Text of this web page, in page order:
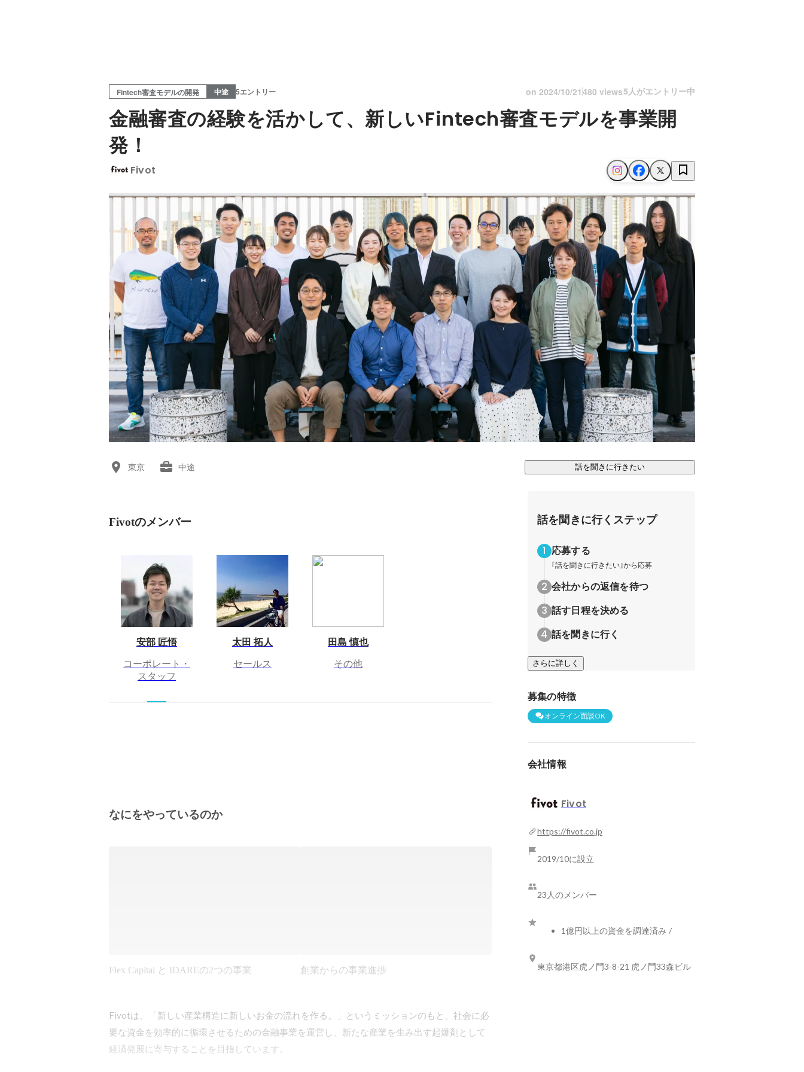
Fintech審査モデルの開発 中途 5エントリー on 2024/10/21 480 views5人がエントリー中
金融審査の経験を活かして、新しいFintech審査モデルを事業開
発！
Fivot
東京 中途 話を聞きに行きたい
Fivotのメンバー
安部 匠悟
コーポレート・
スタッフ
太田 拓人
セールス
田島 慎也
その他
なにをやっているのか
Flex Capital と IDAREの2つの事業 創業からの事業進捗
Fivotは、「新しい産業構造に新しいお金の流れを作る。」というミッションのもと、社会に必
要な資金を効率的に循環させるための金融事業を運営し、新たな産業を生み出す起爆剤として
経済発展に寄与することを目指しています。
話を聞きに行くステップ
応募する
｢話を聞きに行きたい｣から応募
会社からの返信を待つ
話す日程を決める
話を聞きに行く
さらに詳しく
募集の特徴
オンライン面談OK
会社情報
Fivot
https://fivot.co.jp
2019/10に設立
23人のメンバー
1億円以上の資金を調達済み /
東京都港区虎ノ門3-8-21 虎ノ門33森ビル